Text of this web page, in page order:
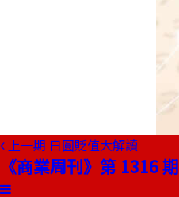
上一期 日圓貶值大解讀
《商業周刊》第 1316 期